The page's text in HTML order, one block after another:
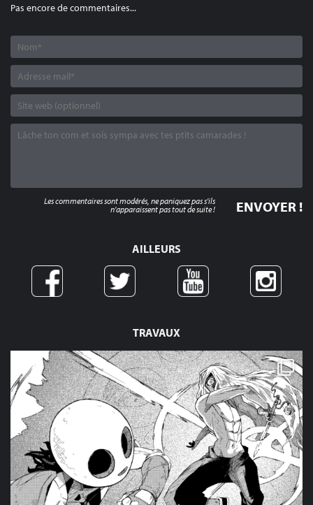
TRAVAUX
Pas encore de commentaires...
Les commentaires sont modérés, ne paniquez pas s'ils
n'apparaissent pas tout de suite !
AILLEURS